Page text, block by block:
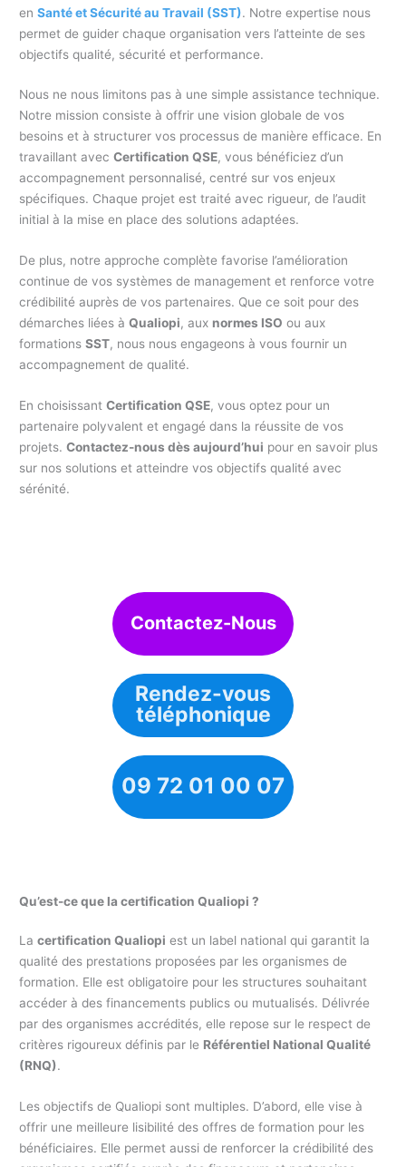
enSanté et Sécurité au Travail (SST). Notre expertise nous
permet de guider chaque organisation vers l’atteinte de ses
objectifs qualité, sécurité et performance.
Nous ne nous limitons pas à une simple assistance technique.
Notre mission consiste à offrir une vision globale de vos
besoins et à structurer vos processus de manière efficace. En
travaillant avecCertification QSE, vous bénéficiez d’un
accompagnement personnalisé, centré sur vos enjeux
spécifiques. Chaque projet est traité avec rigueur, de l’audit
initial à la mise en place des solutions adaptées.
De plus, notre approche complète favorise l’amélioration
continue de vos systèmes de management et renforce votre
crédibilité auprès de vos partenaires. Que ce soit pour des
démarches liées àQualiopi, aux normes ISO ou aux
formationsSST, nous nous engageons à vous fournir un
accompagnement de qualité.
En choisissantCertification QSE, vous optez pour un
partenaire polyvalent et engagé dans la réussite de vos
projets.Contactez-nous dès aujourd’hui pour en savoir plus
sur nos solutions et atteindre vos objectifs qualité avec
sérénité.
Contactez-Nous
Rendez-vous
téléphonique
09 72 01 00 07
Qu’est-ce que la certification Qualiopi ?
Lacertification Qualiopi est un label national qui garantit la
qualité des prestations proposées par les organismes de
formation. Elle est obligatoire pour les structures souhaitant
accéder à des financements publics ou mutualisés. Délivrée
par des organismes accrédités, elle repose sur le respect de
critères rigoureux définis par le Référentiel National Qualité
(RNQ).
Les objectifs de Qualiopi sont multiples. D’abord, elle vise à
offrir une meilleure lisibilité des offres de formation pour les
bénéficiaires. Elle permet aussi de renforcer la crédibilité des